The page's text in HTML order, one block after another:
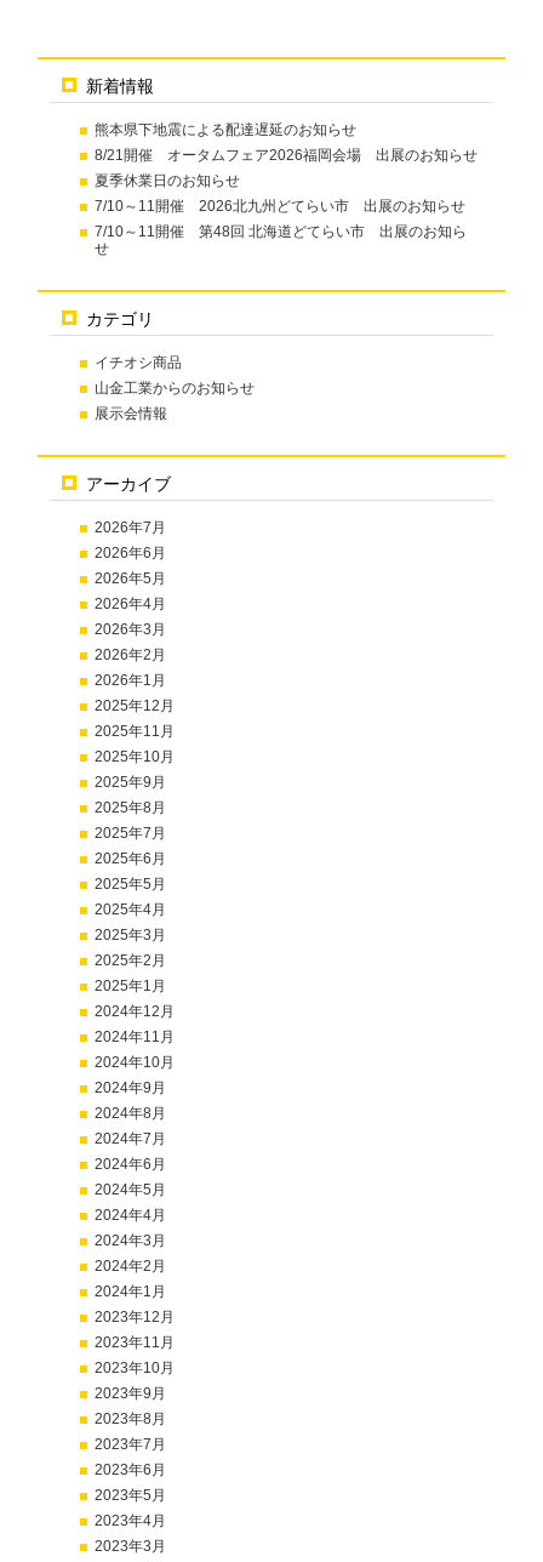
新着情報
熊本県下地震による配達遅延のお知らせ
8/21開催 オータムフェア2026福岡会場 出展のお知らせ
夏季休業日のお知らせ
7/10～11開催 2026北九州どてらい市 出展のお知らせ
7/10～11開催 第48回 北海道どてらい市 出展のお知ら
せ
カテゴリ
イチオシ商品
山金工業からのお知らせ
展示会情報
アーカイブ
2026年7月
2026年6月
2026年5月
2026年4月
2026年3月
2026年2月
2026年1月
2025年12月
2025年11月
2025年10月
2025年9月
2025年8月
2025年7月
2025年6月
2025年5月
2025年4月
2025年3月
2025年2月
2025年1月
2024年12月
2024年11月
2024年10月
2024年9月
2024年8月
2024年7月
2024年6月
2024年5月
2024年4月
2024年3月
2024年2月
2024年1月
2023年12月
2023年11月
2023年10月
2023年9月
2023年8月
2023年7月
2023年6月
2023年5月
2023年4月
2023年3月